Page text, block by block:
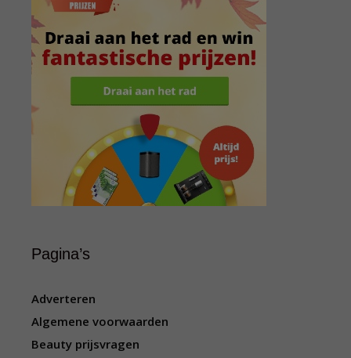
Pagina’s
Adverteren
Algemene voorwaarden
Beauty prijsvragen